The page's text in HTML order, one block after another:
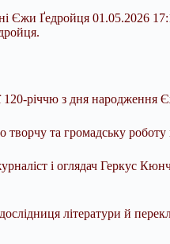
Єжи Ґедройця 01.05.2026
річчю з дня народження
творчу та громадську роботу
і оглядач Геркус
літератури й